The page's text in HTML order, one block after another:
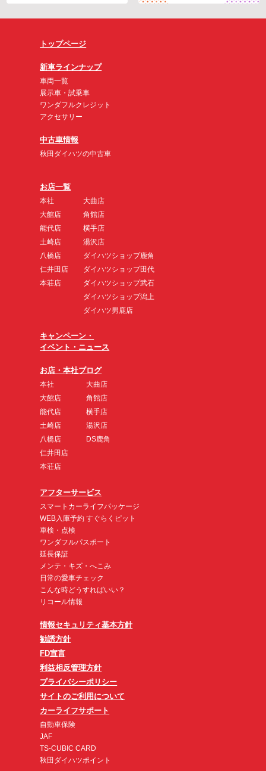
トップページ
新車ラインナップ
車両一覧
展示車・試乗車
ワンダフルクレジット
アクセサリー
中古車情報
秋田ダイハツの中古車
お店一覧
本社
大館店
能代店
土崎店
八橋店
仁井田店
本荘店
大曲店
角館店
横手店
湯沢店
ダイハツショップ鹿角
ダイハツショップ田代
ダイハツショップ武石
ダイハツショップ潟上
ダイハツ男鹿店
キャンペーン・
イベント・ニュース
お店・本社ブログ
本社
大館店
能代店
土崎店
八橋店
仁井田店
本荘店
大曲店
角館店
横手店
湯沢店
DS鹿角
アフターサービス
スマートカーライフパッケージ
WEB入庫予約 すぐらくピット
車検・点検
ワンダフルパスポート
延長保証
メンテ・キズ・へこみ
日常の愛車チェック
こんな時どうすればいい？
リコール情報
情報セキュリティ基本方針
勧誘方針
FD宣言
利益相反管理方針
プライバシーポリシー
サイトのご利用について
カーライフサポート
自動車保険
JAF
TS-CUBIC CARD
秋田ダイハツポイント